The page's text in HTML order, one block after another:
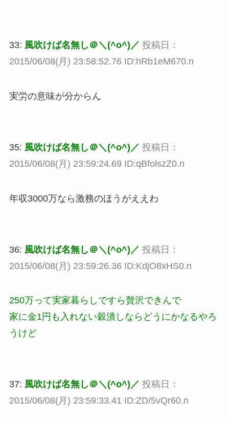
33: 風吹けば名無し＠＼(^o^)／ 投稿日：
2015/06/08(月) 23:58:52.76 ID:hRb1eM670.n
実労の意味が分からん
35: 風吹けば名無し＠＼(^o^)／ 投稿日：
2015/06/08(月) 23:59:24.69 ID:qBfolszZ0.n
年収3000万なら激務のほうがええわ
36: 風吹けば名無し＠＼(^o^)／ 投稿日：
2015/06/08(月) 23:59:26.36 ID:KdjO8xHS0.n
250万って実家暮らしですら贅沢できんで
家に金1円も入れない穀潰しならどうにかなるやろ
うけど
37: 風吹けば名無し＠＼(^o^)／ 投稿日：
2015/06/08(月) 23:59:33.41 ID:ZD/5vQr60.n